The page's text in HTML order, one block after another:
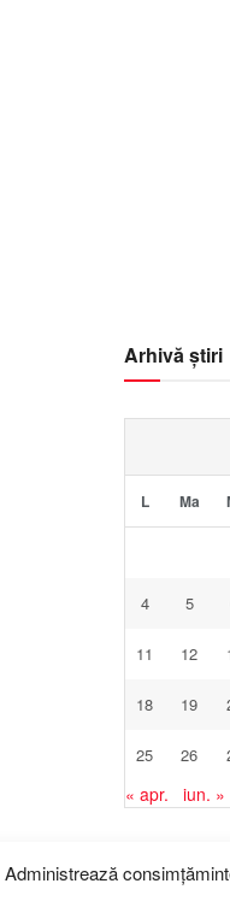
Administrează
Cer
Arhivă știri
L Ma
4 5
11 12
18 19
25 26
« apr. iun. »